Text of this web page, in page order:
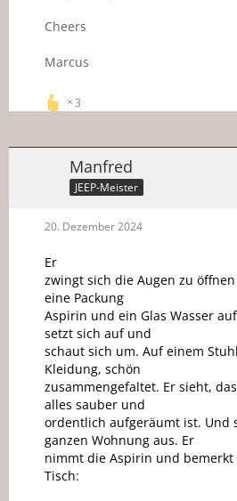
Cheers
Marcus
3
Manfred
JEEP-Meister
20. Dezember 2024
Er
zwingt sich die Augen zu
eine Packung
Aspirin und ein Glas Wasser
setzt sich auf und
schaut sich um. Auf einem
Kleidung, schön
zusammengefaltet. Er sieht,
alles sauber und
ordentlich aufgeräumt ist. Und
ganzen Wohnung aus. Er
nimmt die Aspirin und
Tisch: